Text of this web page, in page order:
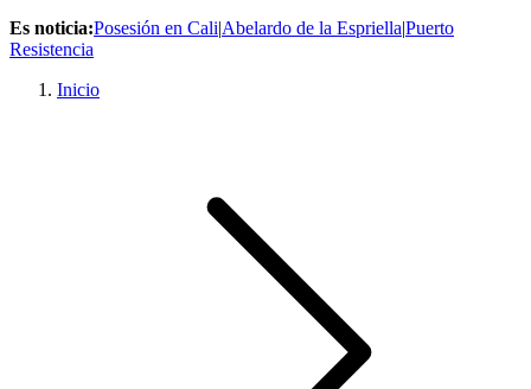
Es noticia:Posesión en Cali|Abelardo de la Espriella|Puerto
Resistencia
Inicio